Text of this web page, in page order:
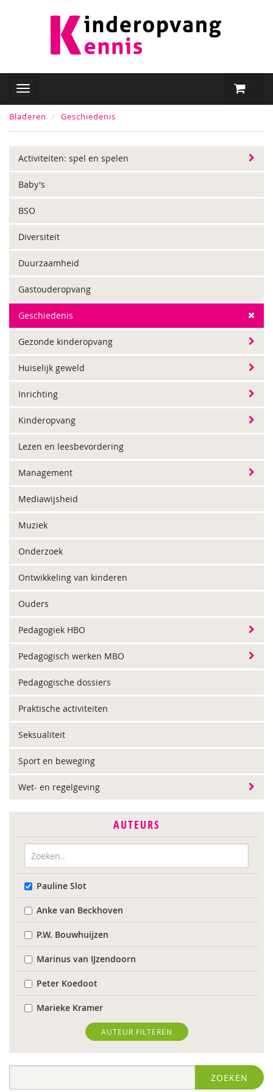
Bladeren Geschiedenis
Activiteiten: spel en spelen
Baby's
BSO
Diversiteit
Duurzaamheid
Gastouderopvang
Geschiedenis
Gezonde kinderopvang
Huiselijk geweld
Inrichting
Kinderopvang
Lezen en leesbevordering
Management
Mediawijsheid
Muziek
Onderzoek
Ontwikkeling van kinderen
Ouders
Pedagogiek HBO
Pedagogisch werken MBO
Pedagogische dossiers
Praktische activiteiten
Seksualiteit
Sport en beweging
Wet- en regelgeving
AUTEURS
Pauline Slot
Anke van Beckhoven
P.W. Bouwhuijzen
Marinus van IJzendoorn
Peter Koedoot
Marieke Kramer
Wietse de Lege
Maarten van der Linde
AUTEUR FILTEREN
ZOEKEN